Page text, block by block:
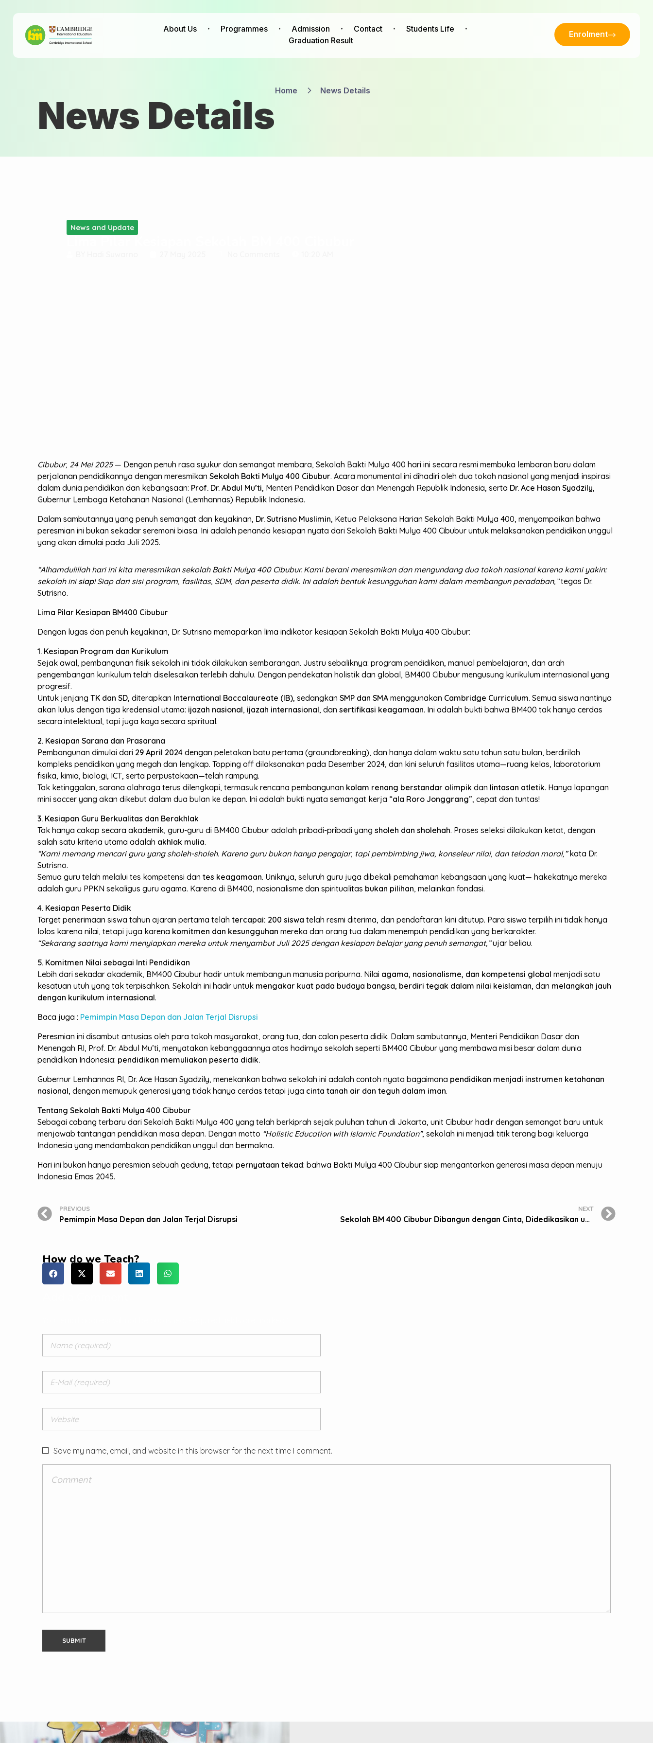
About Us Programmes Admission Contact
Students Life
Graduation Result
Enrolment
News Details
Home News Details
News and Update
Cibubur, 24 Mei 2025— Dengan penuh rasa syukur dan semangat membara, Sekolah Bakti Mulya 400 hari ini secara resmi membuka lembaran baru dalam
perjalanan pendidikannya dengan meresmikanSekolah Bakti Mulya 400 Cibubur. Acara monumental ini dihadiri oleh dua tokoh nasional yang menjadi inspirasi
dalam dunia pendidikan dan kebangsaan: Prof. Dr. Abdul Mu’ti, Menteri Pendidikan Dasar dan Menengah Republik Indonesia, serta Dr. Ace Hasan Syadzily,
Gubernur Lembaga Ketahanan Nasional (Lemhannas) Republik Indonesia.
Dalam sambutannya yang penuh semangat dan keyakinan, Dr. Sutrisno Muslimin, Ketua Pelaksana Harian Sekolah Bakti Mulya 400, menyampaikan bahwa
peresmian ini bukan sekadar seremoni biasa. Ini adalah penanda kesiapan nyata dari Sekolah Bakti Mulya 400 Cibubur untuk melaksanakan pendidikan unggul
yang akan dimulai pada Juli 2025.
“Alhamdulillah hari ini kita meresmikan sekolah Bakti Mulya 400 Cibubur. Kami berani meresmikan dan mengundang dua tokoh nasional karena kami yakin:
sekolah ini siap! Siap dari sisi program, fasilitas, SDM, dan peserta didik. Ini adalah bentuk kesungguhan kami dalam membangun peradaban,”tegas Dr.
Sutrisno.
Lima Pilar Kesiapan BM400 Cibubur
Dengan lugas dan penuh keyakinan, Dr. Sutrisno memaparkan lima indikator kesiapan Sekolah Bakti Mulya 400 Cibubur:
1. Kesiapan Program dan Kurikulum
Sejak awal, pembangunan fisik sekolah ini tidak dilakukan sembarangan. Justru sebaliknya: program pendidikan, manual pembelajaran, dan arah
pengembangan kurikulum telah diselesaikan terlebih dahulu. Dengan pendekatan holistik dan global, BM400 Cibubur mengusung kurikulum internasional yang
progresif.
Untuk jenjangTK dan SD, diterapkan International Baccalaureate (IB), sedangkanSMP dan SMA menggunakan Cambridge Curriculum. Semua siswa nantinya
akan lulus dengan tiga kredensial utama: ijazah nasional, ijazah internasional, dansertifikasi keagamaan. Ini adalah bukti bahwa BM400 tak hanya cerdas
secara intelektual, tapi juga kaya secara spiritual.
2. Kesiapan Sarana dan Prasarana
Pembangunan dimulai dari 29 April 2024 dengan peletakan batu pertama (groundbreaking), dan hanya dalam waktu satu tahun satu bulan, berdirilah
kompleks pendidikan yang megah dan lengkap. Topping off dilaksanakan pada Desember 2024, dan kini seluruh fasilitas utama—ruang kelas, laboratorium
fisika, kimia, biologi, ICT, serta perpustakaan—telah rampung.
Tak ketinggalan, sarana olahraga terus dilengkapi, termasuk rencana pembangunan kolam renang berstandar olimpik dan lintasan atletik. Hanya lapangan
mini soccer yang akan dikebut dalam dua bulan ke depan. Ini adalah bukti nyata semangat kerja “ala Roro Jonggrang”, cepat dan tuntas!
3. Kesiapan Guru Berkualitas dan Berakhlak
Tak hanya cakap secara akademik, guru-guru di BM400 Cibubur adalah pribadi-pribadi yangsholeh dan sholehah. Proses seleksi dilakukan ketat, dengan
salah satu kriteria utama adalah akhlak mulia.
“Kami memang mencari guru yang sholeh-sholeh. Karena guru bukan hanya pengajar, tapi pembimbing jiwa, konseleur nilai, dan teladan moral,”kata Dr.
Sutrisno.
Semua guru telah melalui tes kompetensi dantes keagamaan. Uniknya, seluruh guru juga dibekali pemahaman kebangsaan yang kuat— hakekatnya mereka
adalah guru PPKN sekaligus guru agama. Karena di BM400, nasionalisme dan spiritualitas bukan pilihan, melainkan fondasi.
4. Kesiapan Peserta Didik
Target penerimaan siswa tahun ajaran pertama telahtercapai: 200 siswa telah resmi diterima, dan pendaftaran kini ditutup. Para siswa terpilih ini tidak hanya
lolos karena nilai, tetapi juga karena komitmen dan kesungguhan mereka dan orang tua dalam menempuh pendidikan yang berkarakter.
“Sekarang saatnya kami menyiapkan mereka untuk menyambut Juli 2025 dengan kesiapan belajar yang penuh semangat,”ujar beliau.
5. Komitmen Nilai sebagai Inti Pendidikan
Lebih dari sekadar akademik, BM400 Cibubur hadir untuk membangun manusia paripurna. Nilai agama, nasionalisme, dan kompetensi global menjadi satu
kesatuan utuh yang tak terpisahkan. Sekolah ini hadir untuk mengakar kuat pada budaya bangsa, berdiri tegak dalam nilai keislaman, dan melangkah jauh
dengan kurikulum internasional.
Baca juga : Pemimpin Masa Depan dan Jalan Terjal Disrupsi
Peresmian ini disambut antusias oleh para tokoh masyarakat, orang tua, dan calon peserta didik. Dalam sambutannya, Menteri Pendidikan Dasar dan
Menengah RI, Prof. Dr. Abdul Mu’ti, menyatakan kebanggaannya atas hadirnya sekolah seperti BM400 Cibubur yang membawa misi besar dalam dunia
pendidikan Indonesia: pendidikan memuliakan peserta didik.
Gubernur Lemhannas RI, Dr. Ace Hasan Syadzily, menekankan bahwa sekolah ini adalah contoh nyata bagaimana pendidikan menjadi instrumen ketahanan
nasional, dengan memupuk generasi yang tidak hanya cerdas tetapi juga cinta tanah air dan teguh dalam iman.
Tentang Sekolah Bakti Mulya 400 Cibubur
Sebagai cabang terbaru dari Sekolah Bakti Mulya 400 yang telah berkiprah sejak puluhan tahun di Jakarta, unit Cibubur hadir dengan semangat baru untuk
menjawab tantangan pendidikan masa depan. Dengan motto “Holistic Education with Islamic Foundation”, sekolah ini menjadi titik terang bagi keluarga
Indonesia yang mendambakan pendidikan unggul dan bermakna.
Hari ini bukan hanya peresmian sebuah gedung, tetapi pernyataan tekad: bahwa Bakti Mulya 400 Cibubur siap mengantarkan generasi masa depan menuju
Indonesia Emas 2045.
PREVIOUS
Pemimpin Masa Depan dan Jalan Terjal Disrupsi
NEXT
Sekolah BM 400 Cibubur Dibangun dengan Cinta, Didedikasikan untuk Masa Depan Bangsa
How do we Teach?
Save my name, email, and website in this browser for the next time I comment.